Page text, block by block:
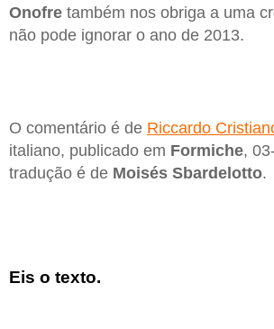
Onofre também nos obriga a uma
não pode ignorar o ano de 2013.
O comentário é de Riccardo
italiano, publicado em Formiche,
tradução é de Moisés Sbardelotto.
Eis o texto.